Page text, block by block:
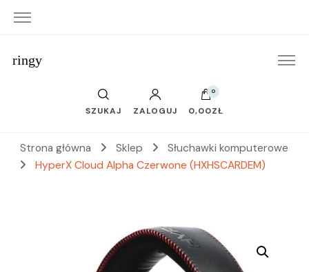
ringy
SZUKAJ ZALOGUJ
0
0,00ZŁ
Strona główna Sklep
Słuchawki komputerowe
HyperX Cloud Alpha Czerwone (HXHSCARDEM)